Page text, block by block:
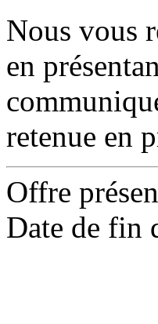
Nous vous
en
retenue en
Offre
Date de fin